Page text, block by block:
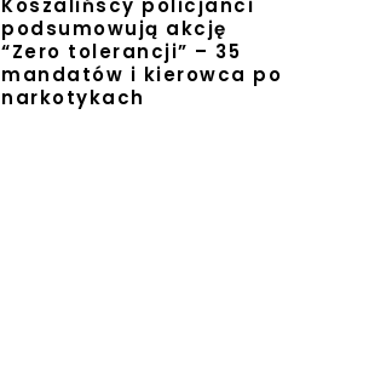
Koszalińscy policjanci
podsumowują akcję
“Zero tolerancji” – 35
mandatów i kierowca po
narkotykach